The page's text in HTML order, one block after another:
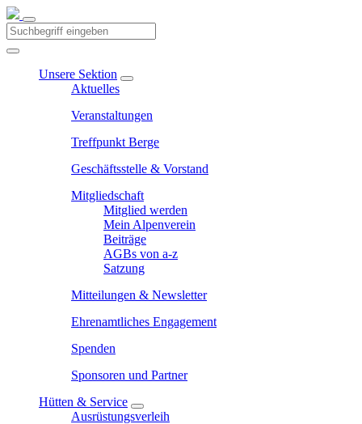
Unsere Sektion
Aktuelles
Veranstaltungen
Treffpunkt Berge
Geschäftsstelle & Vorstand
Mitgliedschaft
Mitglied werden
Mein Alpenverein
Beiträge
AGBs von a-z
Satzung
Mitteilungen & Newsletter
Ehrenamtliches Engagement
Spenden
Sponsoren und Partner
Hütten & Service
Ausrüstungsverleih